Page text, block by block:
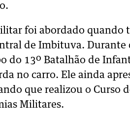
foi abordado quando
de Imbituva. Durante
do 13º Batalhão de
no carro. Ele ainda
que realizou o Curso
Militares.